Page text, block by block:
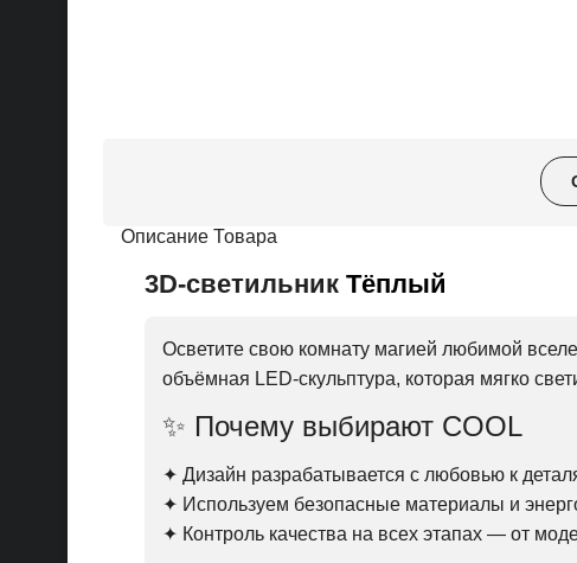
Описание Товара
3D-светильник Тёплый
Осветите свою комнату магией любимой
объёмная LED-скульптура, которая мягко
✨ Почему выбирают COOL
✦ Дизайн разрабатывается с любовью к
✦ Используем безопасные материалы и
✦ Контроль качества на всех этапах — от